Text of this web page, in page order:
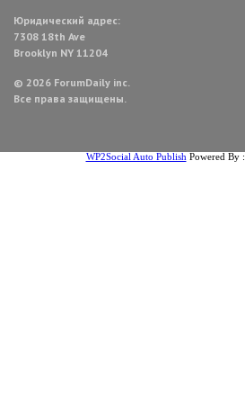
Юридический адрес:
7308 18th Ave
Brooklyn NY 11204
© 2026 ForumDaily inc.
Все права защищены.
WP2Social Auto Publish Powered By :